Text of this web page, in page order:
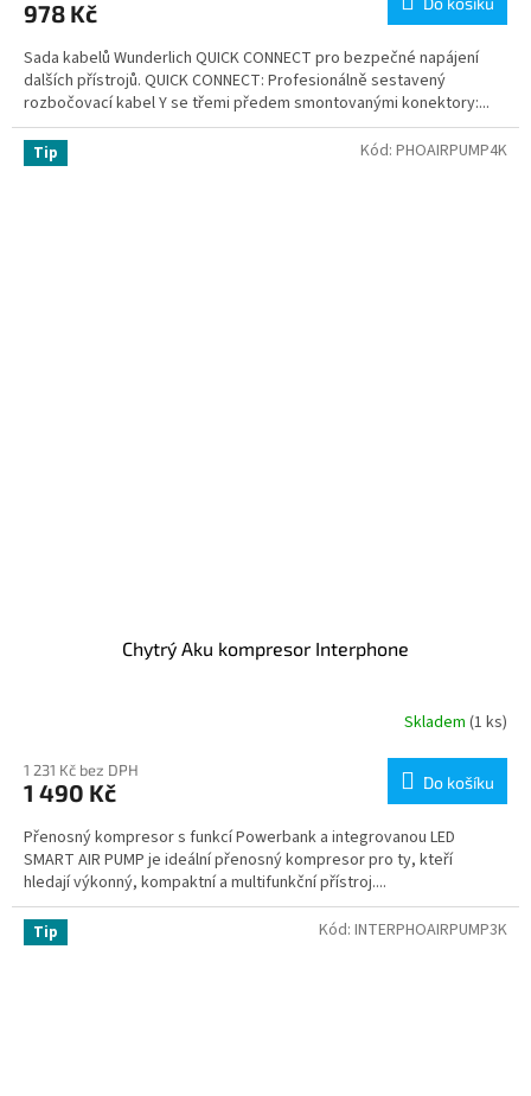
978 Kč
Sada kabelů Wunderlich QUICK CONNECT pro bezpečné napájení
dalších přístrojů. QUICK CONNECT: Profesionálně sestavený
rozbočovací kabel Y se třemi předem smontovanými konektory:...
Tip
Chytrý Aku kompresor Interphone
Skladem (1 ks)
1 231 Kč bez DPH
1 490 Kč Do košíku
Přenosný kompresor s funkcí Powerbank a integrovanou LED
SMART AIR PUMP je ideální přenosný kompresor pro ty, kteří
hledají výkonný, kompaktní a multifunkční přístroj....
Kód: PHOAIRPUMP4K
Tip Kód: INTERPHOAIRPUMP3K